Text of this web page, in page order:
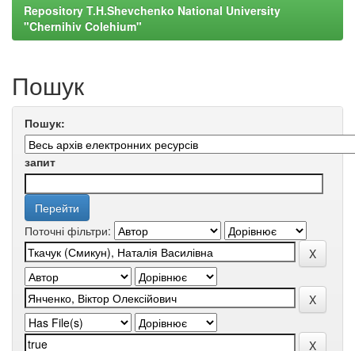
Repository T.H.Shevchenko National University
"Chernihiv Colehium"
Пошук
Пошук:
запит
Поточні фільтри: